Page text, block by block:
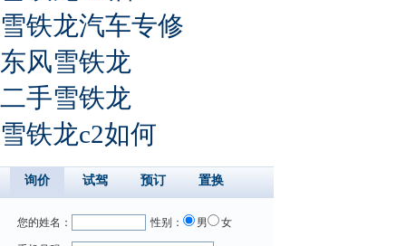
雪铁龙汽车专修
东风雪铁龙
二手雪铁龙
雪铁龙c2如何
询价 试驾 预订 置换
您的姓名： 性别： 男 女